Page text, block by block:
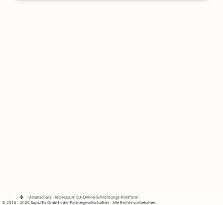
· · ·Datenschutz·Impressum EU-Online-Schlichtungs-Plattform·
© 2016 - 2026 SupraTix GmbH oder Partnergesellschaften - Alle Rechte vorbehalten.